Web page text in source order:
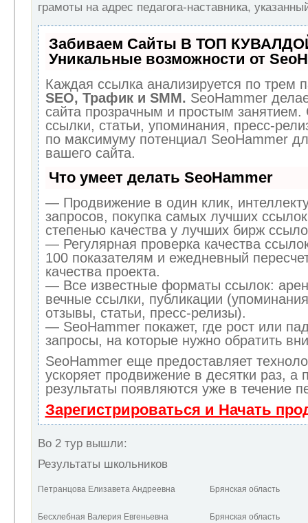
грамоты на адрес педагога-наставника,
Забиваем Сайты В ТОП
Уникальные возможности от
Каждая ссылка анализируется по трем
SEO, Трафик и SMM. SeoHammer
сайта прозрачным и простым
ссылки, статьи, упоминания, пресс-
по максимуму потенциал SeoHammer
вашего сайта.
Что умеет делать SeoHammer
— Продвижение в один клик,
запросов, покупка самых лучших
степенью качества у лучших бирж
— Регулярная проверка качества
100 показателям и ежедневный
качества проекта.
— Все известные форматы ссылок:
вечные ссылки, публикации
отзывы, статьи, пресс-релизы).
— SeoHammer покажет, где рост или
запросы, на которые нужно обратить
SeoHammer еще предоставляет
ускоряет продвижение в десятки раз, а
результаты появляются уже в течение
Зарегистрироваться и Начать
Во 2 тур вышли:
Результаты школьников
Петранцова Елизавета Андреевна Брянская область
Бесхлебная Валерия Евгеньевна Брянская область